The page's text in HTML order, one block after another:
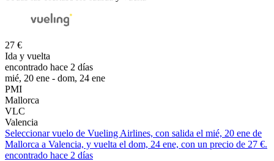
27 €
Ida y vuelta
encontrado hace 2 días
mié, 20 ene - dom, 24 ene
PMI
Mallorca
VLC
Valencia
Seleccionar vuelo de Vueling Airlines, con salida el mié, 20 ene de
Mallorca a Valencia, y vuelta el dom, 24 ene, con un precio de 27 €.
encontrado hace 2 días